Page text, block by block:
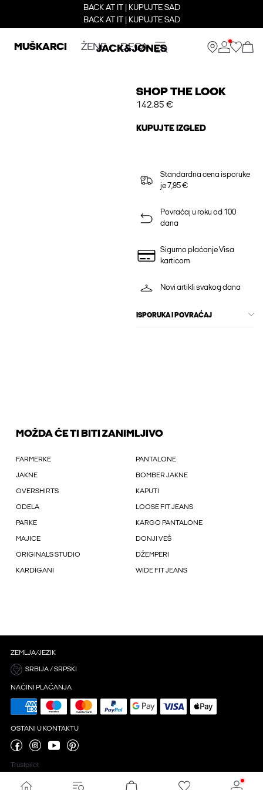
BACK AT IT | KUPUJTE SAD
BACK AT IT | KUPUJTE SAD
MUŠKARCI ŽENE DECA
SHOP THE LOOK
142.85 €
KUPUJTE IZGLED
Standardna cena isporuke
je 7,95 €
Povraćaj u roku od 100
dana
Sigurno plaćanje Visa
karticom
Novi artikli svakog dana
ISPORUKA I POVRAĆAJ
MOŽDA ĆE TI BITI ZANIMLJIVO
FARMERKE PANTALONE
JAKNE BOMBER JAKNE
OVERSHIRTS KAPUTI
ODELA LOOSE FIT JEANS
PARKE KARGO PANTALONE
MAJICE DONJI VEŠ
ORIGINALS STUDIO DŽEMPERI
KARDIGANI WIDE FIT JEANS
ZEMLJA/JEZIK
SRBIJA / SRPSKI
NAČINI PLAĆANJA
OSTANI U KONTAKTU
Trustpilot